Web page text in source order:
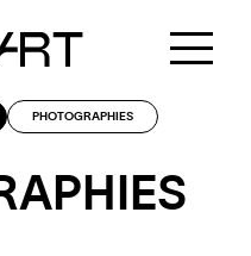
PHOTOGRAPHIES